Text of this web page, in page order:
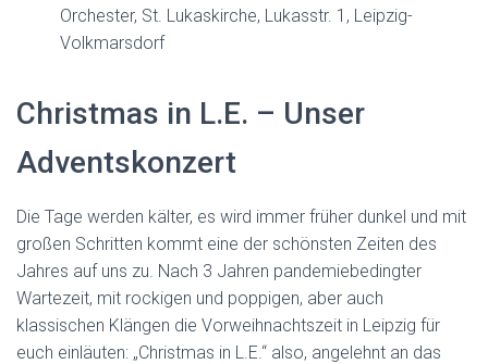
Orchester, St. Lukaskirche, Lukasstr. 1, Leipzig-
Volkmarsdorf
Christmas in L.E. – Unser
Adventskonzert
Die Tage werden kälter, es wird immer früher dunkel und mit
großen Schritten kommt eine der schönsten Zeiten des
Jahres auf uns zu. Nach 3 Jahren pandemiebedingter
Wartezeit, mit rockigen und poppigen, aber auch
klassischen Klängen die Vorweihnachtszeit in Leipzig für
euch einläuten: „Christmas in L.E.“ also, angelehnt an das